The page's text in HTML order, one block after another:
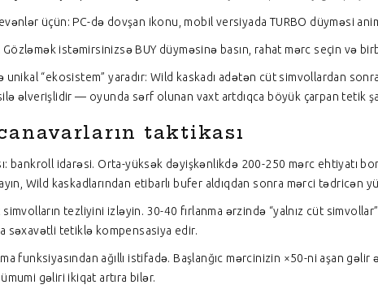
üçün: PC-də dovşan ikonu, mobil versiyada TURBO düyməsi
Gözləmək istəmirsinizsə BUY düyməsinə basın, rahat mərc seçin və
unikal “ekosistem” yaradır: Wild kaskadı adətən cüt simvollardan
əlverişlidir — oyunda sərf olunan vaxt artdıqca böyük çarpan tetik
taktikası
bankroll idarəsi. Orta-yüksək dəyişkənlikdə 200-250 mərc ehtiyatı
Wild kaskadlarından etibarlı bufer aldıqdan sonra mərci tədricən
tezliyini izləyin. 30-40 fırlanma ərzində “yalnız cüt
səxavətli tetiklə kompensasiya edir.
funksiyasından ağıllı istifadə. Başlanğıc mərcinizin ×50-ni aşan
gəliri ikiqat artıra bilər.